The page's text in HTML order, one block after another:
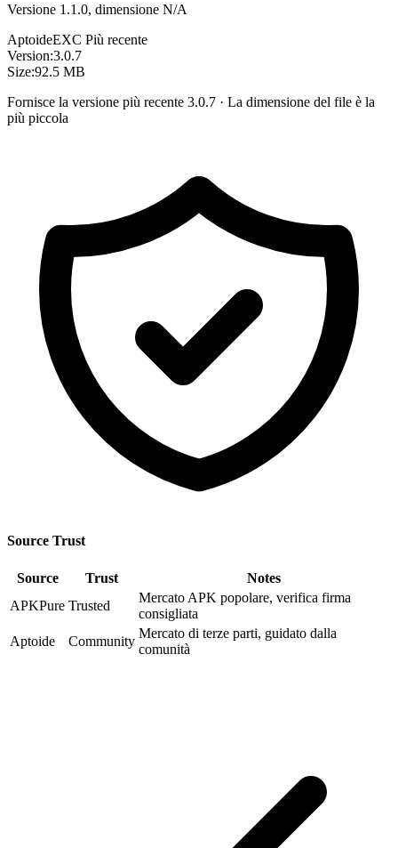
Versione 1.1.0, dimensione N/A
AptoideEXC Più recente
Version:3.0.7
Size:92.5 MB
Fornisce la versione più recente 3.0.7 · La dimensione del file è la
più piccola
Source Trust
Source Trust
Notes
APKPure Trusted
Mercato APK popolare, verifica firma
consigliata
Aptoide
Community
Mercato di terze parti, guidato dalla
comunità